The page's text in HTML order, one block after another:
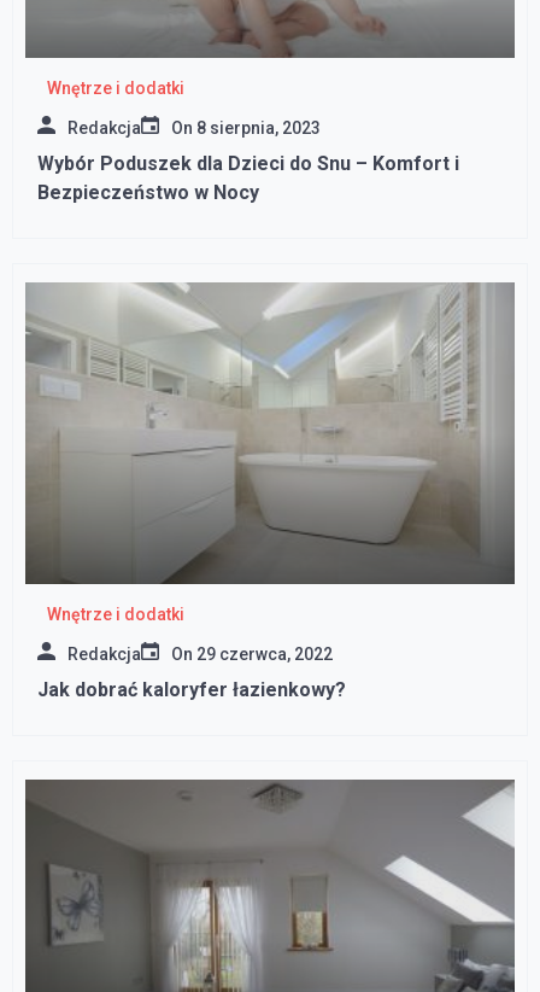
Wnętrze i dodatki
Redakcja On 8 sierpnia, 2023
Wybór Poduszek dla Dzieci do Snu – Komfort i
Bezpieczeństwo w Nocy
Wnętrze i dodatki
Redakcja On 29 czerwca, 2022
Jak dobrać kaloryfer łazienkowy?